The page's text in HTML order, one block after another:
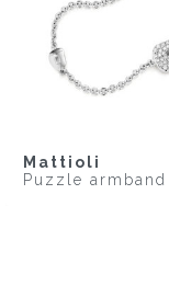
Mattioli
Puzzle armband